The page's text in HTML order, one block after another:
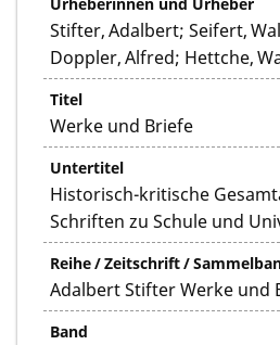
Stifter, Adalbert; Seifert,
Doppler, Alfred; Hettche,
Titel
Werke und Briefe
Untertitel
Historisch-kritische
Schriften zu Schule und
Reihe / Zeitschrift /
Adalbert Stifter Werke und
Band